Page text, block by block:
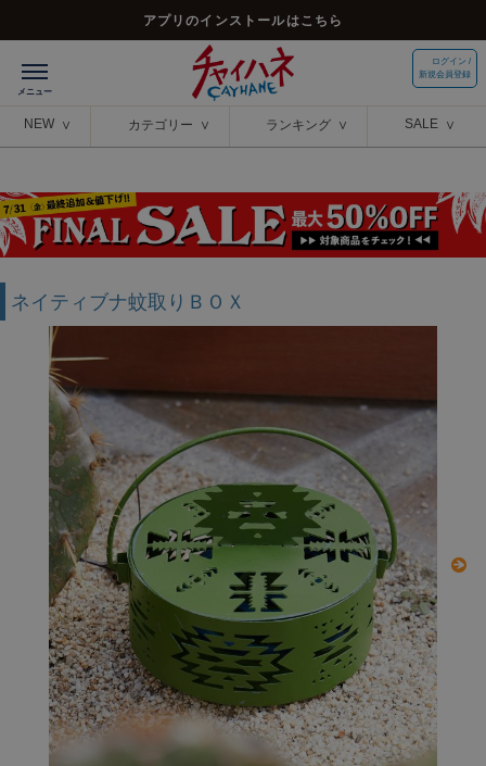
アプリのインストールはこちら
ログイン /
新規会員登録
NEW カテゴリー ランキング SALE
ネイティブナ蚊取りＢＯＸ